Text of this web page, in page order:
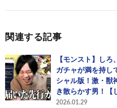
関連する記事
【モンスト】し
ガチャが満を持し
シャル版！激・獣
き散らかす男！【
2026.01.29